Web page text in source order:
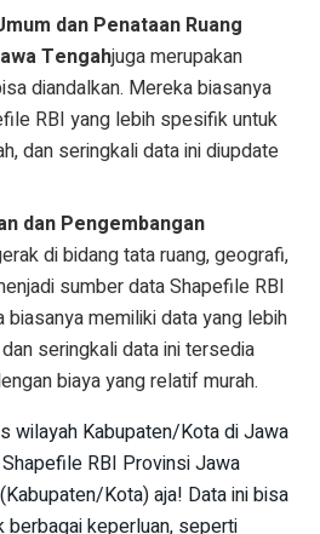
dan Penataan Ruang
Tengahjuga merupakan
diandalkan. Mereka biasanya
RBI yang lebih spesifik untuk
dan seringkali data ini diupdate
dan Pengembangan
di bidang tata ruang, geografi,
sumber data Shapefile RBI
biasanya memiliki data yang lebih
seringkali data ini tersedia
biaya yang relatif murah.
wilayah Kabupaten/Kota di Jawa
RBI Provinsi Jawa
Kota) aja! Data ini bisa
berbagai keperluan, seperti